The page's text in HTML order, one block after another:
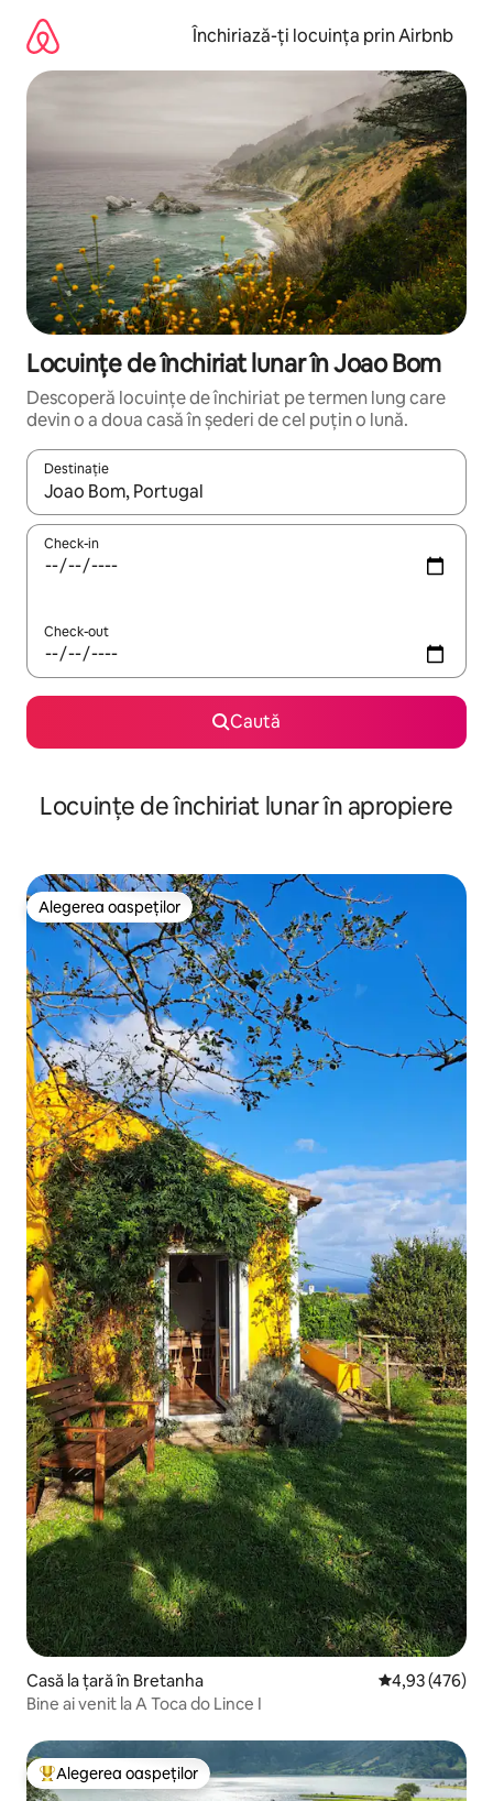
mergi
conținut
Închiriază-ți locuința prin Airbnb
Locuințe de închiriat lunar în Joao Bom
Descoperă locuințe de închiriat pe termen lung care
devin o a doua casă în șederi de cel puțin o lună.
Destinație
Când se încarcă rezultatele, navighează folosind tastele
Check-in
Check-out
Caută
Locuințe de închiriat lunar în apropiere
Alegerea oaspeților
Alegerea oaspeților
Casă la țară în Bretanha Scor mediu de
4,93 (476)
Bine ai venit la A Toca do Lince I
Locuință din topul categoriei Alegerea oaspeților
Alegerea oaspeților